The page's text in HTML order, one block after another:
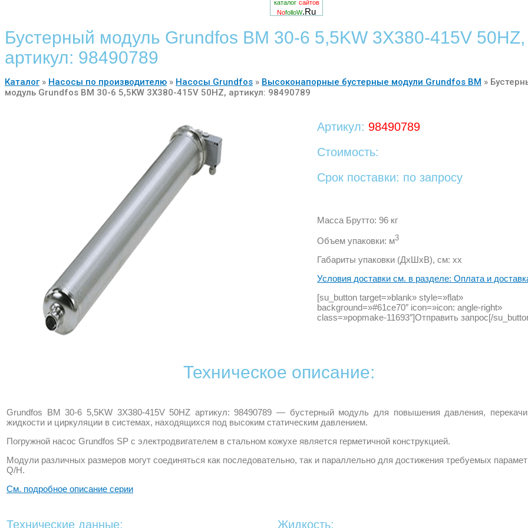
каталог сайтов
NofolloW.Ru
Бустерный модуль Grundfos BM 30-6 5,5KW 3X380-415V 50HZ,
артикул: 98490789
Каталог» Насосы по производителю » Насосы Grundfos » Высоконапорные бустерные модули Grundfos BM »
модуль Grundfos BM 30-6 5,5KW 3X380-415V 50HZ, артикул: 98490789
Артикул: 98490789
Стоимость:
Срок поставки: по запросу
Масса Брутто: 96 кг
Объем упаковки: м3
Габариты упаковки (ДхШхВ), см: хх
Условия доставки см. в разделе: Оплата и
[su_button target=»blank» style=»flat»
background=»#61ce70″ icon=»icon: angle-right»
class=»popmake-11693″]Отправить запрос[/
Техническое описание:
Grundfos BM 30-6 5,5KW 3X380-415V 50HZ артикул: 98490789 — бустерный модуль для повышения давления,
жидкости и циркуляции в системах, находящихся под высоким статическим давлением.
Погружной насос Grundfos SP c электродвигателем в стальном кожухе является герметичной конструкцией.
Модули различных размеров могут соединяться как последовательно, так и параллельно для достижения требуемых
Q/H.
См. подробное описание серии
Технические данные: Жидкость: